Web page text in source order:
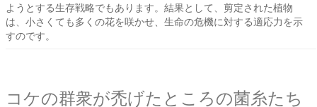
ようとする生存戦略でもあります。結果として、剪定された植物
は、小さくても多くの花を咲かせ、生命の危機に対する適応力を示
すのです。
コケの群衆が禿げたところの菌糸たち